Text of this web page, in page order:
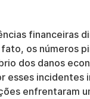
financeiras
fato, os números
dos danos
esses incidentes
enfrentaram